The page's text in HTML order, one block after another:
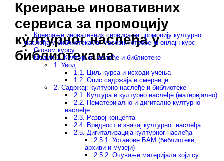
Skip navigation
Креирање иновативних
сервиса за промоцију
културног наслеђа у
библиoтекама
Креирање иновативних сервиса за промоцију културног
наслеђа у библиoтекама: масовни отворени онлајн курс
О овом курсу
Модул 1. Културно наслеђе и библиотеке
1. Увод
1.1. Циљ курса и исходи учења
1.2. Опис садржаја и смернице
2. Садржај: културно наслеђе и библиотеке
2.1. Култура и културно наслеђе (материјално)
2.2. Нематеријално и дигитално културно
наслеђе
2.3. Развој концепта
2.4. Вредност и значај културног наслеђа
2.5. Дигитализација културног наслеђа
2.5.1. Установе БАМ (библиотеке,
архиви и музеји)
2.5.2. Очување материјала који су